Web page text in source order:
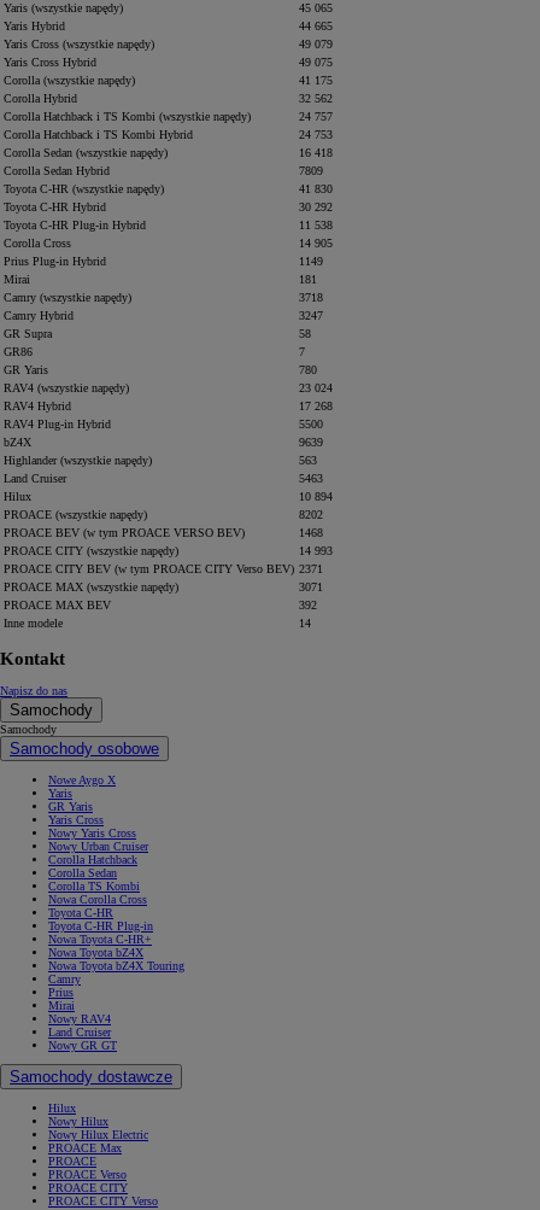
Yaris (wszystkie napędy)
45 065
Yaris Hybrid
44 665
Yaris Cross (wszystkie napędy)
49 079
Yaris Cross Hybrid
49 075
Corolla (wszystkie napędy)
41 175
Corolla Hybrid
32 562
Corolla Hatchback i TS Kombi (wszystkie napędy)
24 757
Corolla Hatchback i TS Kombi Hybrid
24 753
Corolla Sedan (wszystkie napędy)
16 418
Corolla Sedan Hybrid
7809
Toyota C-HR (wszystkie napędy)
41 830
Toyota C-HR Hybrid
30 292
Toyota C-HR Plug-in Hybrid
11 538
Corolla Cross
14 905
Prius Plug-in Hybrid
1149
Mirai
181
Camry (wszystkie napędy)
3718
Camry Hybrid
3247
GR Supra
58
GR86
7
GR Yaris
780
RAV4 (wszystkie napędy)
23 024
RAV4 Hybrid
17 268
RAV4 Plug-in Hybrid
5500
bZ4X
9639
Highlander (wszystkie napędy)
563
Land Cruiser
5463
Hilux
10 894
PROACE (wszystkie napędy)
8202
PROACE BEV (w tym PROACE VERSO BEV)
1468
PROACE CITY (wszystkie napędy)
14 993
PROACE CITY BEV (w tym PROACE CITY Verso BEV) 2371
PROACE MAX (wszystkie napędy)
3071
PROACE MAX BEV
392
Inne modele
14
Kontakt
Napisz do nas
Samochody
Samochody
Samochody osobowe
Nowe Aygo X
Yaris
GR Yaris
Yaris Cross
Nowy Yaris Cross
Nowy Urban Cruiser
Corolla Hatchback
Corolla Sedan
Corolla TS Kombi
Nowa Corolla Cross
Toyota C-HR
Toyota C-HR Plug-in
Nowa Toyota C-HR+
Nowa Toyota bZ4X
Nowa Toyota bZ4X Touring
Camry
Prius
Mirai
Nowy RAV4
Land Cruiser
Nowy GR GT
Samochody dostawcze
Hilux
Nowy Hilux
Nowy Hilux Electric
PROACE Max
PROACE
PROACE Verso
PROACE CITY
PROACE CITY Verso